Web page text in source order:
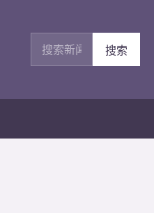
搜索新闻
搜索